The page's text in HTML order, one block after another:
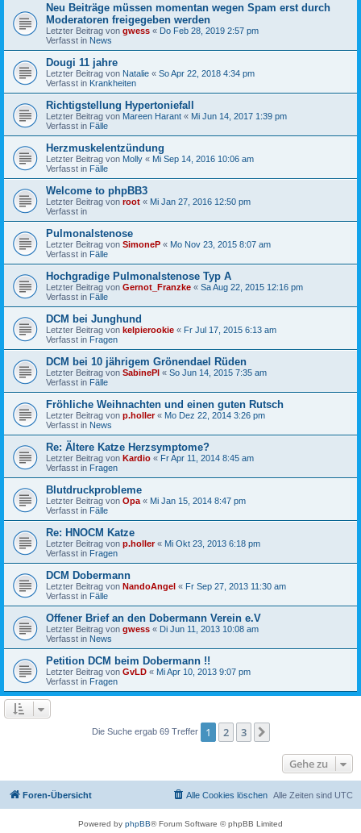
Neu Beiträge müssen momentan wegen Spam erst durch
Moderatoren freigegeben werden
Letzter Beitrag von gwess « Do Feb 28, 2019 2:57 pm
Verfasst in News
Dougi 11 jahre
Letzter Beitrag von Natalie « So Apr 22, 2018 4:34 pm
Verfasst in Krankheiten
Richtigstellung Hypertoniefall
Letzter Beitrag von Mareen Harant « Mi Jun 14, 2017 1:39 pm
Verfasst in Fälle
Herzmuskelentzündung
Letzter Beitrag von Molly « Mi Sep 14, 2016 10:06 am
Verfasst in Fälle
Welcome to phpBB3
Letzter Beitrag von root « Mi Jan 27, 2016 12:50 pm
Verfasst in
Pulmonalstenose
Letzter Beitrag von SimoneP « Mo Nov 23, 2015 8:07 am
Verfasst in Fälle
Hochgradige Pulmonalstenose Typ A
Letzter Beitrag von Gernot_Franzke « Sa Aug 22, 2015 12:16 pm
Verfasst in Fälle
DCM bei Junghund
Letzter Beitrag von kelpierookie « Fr Jul 17, 2015 6:13 am
Verfasst in Fragen
DCM bei 10 jährigem Grönendael Rüden
Letzter Beitrag von SabinePl « So Jun 14, 2015 7:35 am
Verfasst in Fälle
Fröhliche Weihnachten und einen guten Rutsch
Letzter Beitrag von p.holler« Mo Dez 22, 2014 3:26 pm
Verfasst in News
Re: Ältere Katze Herzsymptome?
Letzter Beitrag von Kardio « Fr Apr 11, 2014 8:45 am
Verfasst in Fragen
Blutdruckprobleme
Letzter Beitrag von Opa « Mi Jan 15, 2014 8:47 pm
Verfasst in Fälle
Re: HNOCM Katze
Letzter Beitrag von p.holler« Mi Okt 23, 2013 6:18 pm
Verfasst in Fragen
DCM Dobermann
Letzter Beitrag von NandoAngel « Fr Sep 27, 2013 11:30 am
Verfasst in Fälle
Offener Brief an den Dobermann Verein e.V
Letzter Beitrag von gwess « Di Jun 11, 2013 10:08 am
Verfasst in News
Petition DCM beim Dobermann !!
Letzter Beitrag von GvLD « Mi Apr 10, 2013 9:07 pm
Verfasst in Fragen
Die Suche ergab 69 Treffer 1 2 3
Gehe zu
Foren-Übersicht Alle Zeiten sind UTC
Alle Cookies löschen
Powered by phpBB® Forum Software © phpBB Limited